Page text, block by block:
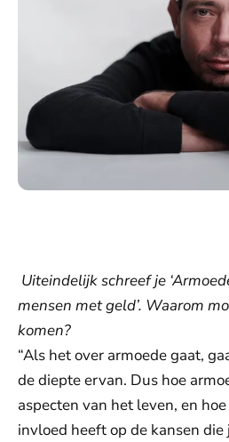
Uiteindelijk schreef je
mensen met geld’. Waarom
komen?
“Als het over armoede gaat,
de diepte ervan. Dus hoe
aspecten van het leven, en
invloed heeft op de kansen